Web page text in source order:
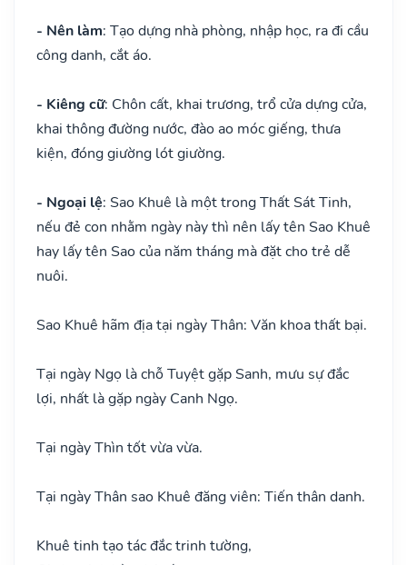
- Nên làm: Tạo dựng nhà phòng, nhập học, ra đi cầu
công danh, cắt áo.
- Kiêng cữ: Chôn cất, khai trương, trổ cửa dựng cửa,
khai thông đường nước, đào ao móc giếng, thưa
kiện, đóng giường lót giường.
- Ngoại lệ: Sao Khuê là một trong Thất Sát Tinh,
nếu đẻ con nhằm ngày này thì nên lấy tên Sao Khuê
hay lấy tên Sao của năm tháng mà đặt cho trẻ dễ
nuôi.
Sao Khuê hãm địa tại ngày Thân: Văn khoa thất bại.
Tại ngày Ngọ là chỗ Tuyệt gặp Sanh, mưu sự đắc
lợi, nhất là gặp ngày Canh Ngọ.
Tại ngày Thìn tốt vừa vừa.
Tại ngày Thân sao Khuê đăng viên: Tiến thân danh.
Khuê tinh tạo tác đắc trinh tường,